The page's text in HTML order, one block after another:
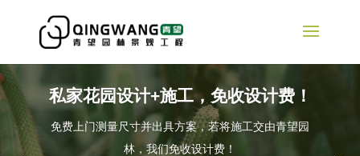
私家花园设计+施工，免收设计费！
免费上门测量尺寸并出具方案，若将施工交由青望园
林，我们免收设计费！